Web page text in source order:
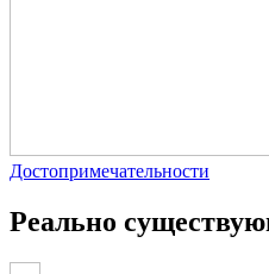
Достопримечательности
Реально